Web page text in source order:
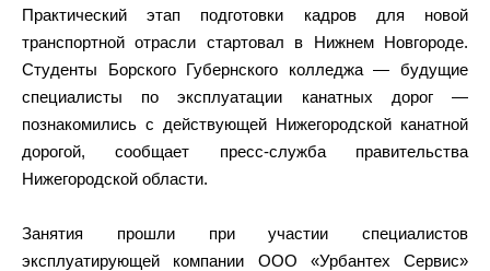
Практический этап подготовки кадров для новой
транспортной отрасли стартовал в Нижнем Новгороде.
Студенты Борского Губернского колледжа — будущие
специалисты по эксплуатации канатных дорог —
познакомились с действующей Нижегородской канатной
дорогой, сообщает пресс-служба правительства
Нижегородской области.
Занятия прошли при участии специалистов
эксплуатирующей компании ООО «Урбантех Сервис»